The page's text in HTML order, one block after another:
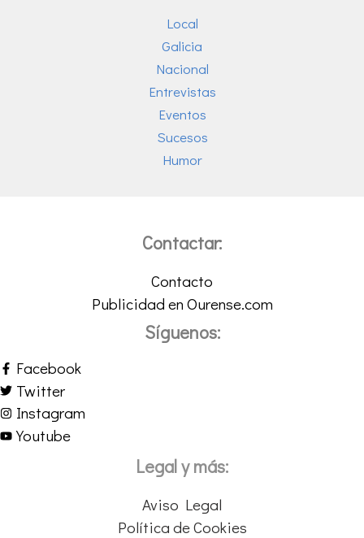
Local
Galicia
Nacional
Entrevistas
Eventos
Sucesos
Humor
Contactar:
Contacto
Publicidad en Ourense.com
Síguenos:
Facebook
Twitter
Instagram
Youtube
Legal y más:
Aviso Legal
Política de Cookies